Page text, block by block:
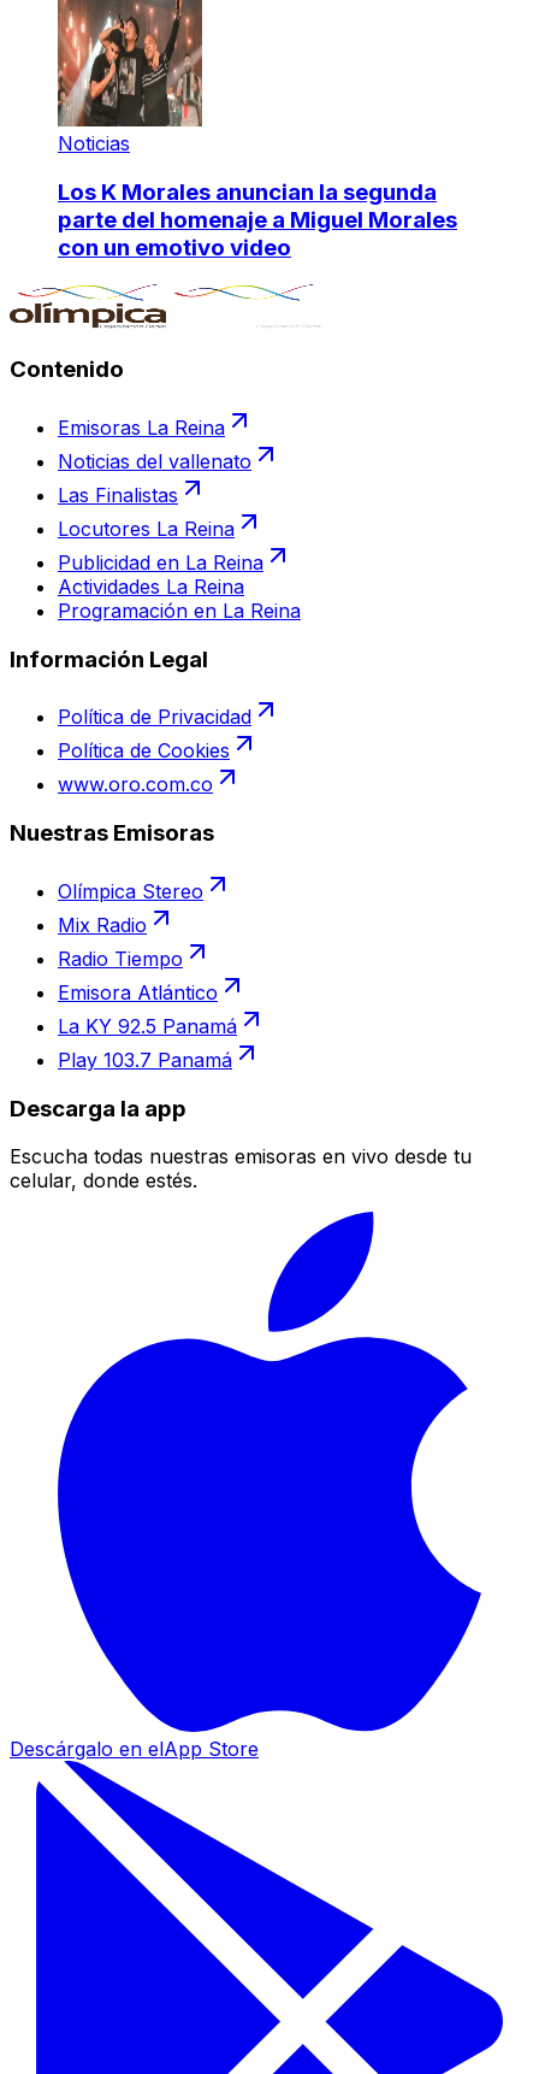
Noticias
Los K Morales anuncian la segunda
parte del homenaje a Miguel Morales
con un emotivo video
Contenido
Emisoras La Reina
Noticias del vallenato
Las Finalistas
Locutores La Reina
Publicidad en La Reina
Actividades La Reina
Programación en La Reina
Información Legal
Política de Privacidad
Política de Cookies
www.oro.com.co
Nuestras Emisoras
Olímpica Stereo
Mix Radio
Radio Tiempo
Emisora Atlántico
La KY 92.5 Panamá
Play 103.7 Panamá
Descarga la app
Escucha todas nuestras emisoras en vivo desde tu
celular, donde estés.
Descárgalo en elApp Store